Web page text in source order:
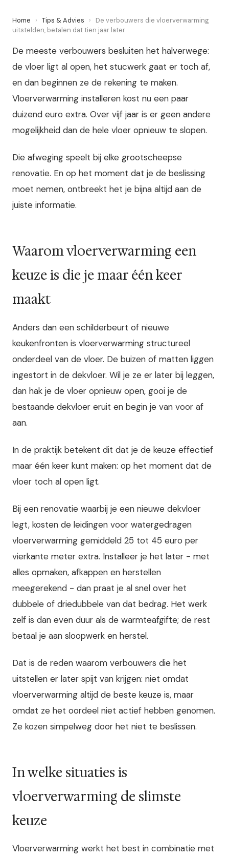
Home › Tips & Advies ›
De verbouwers die vloerverwarming
uitstelden, betalen dat tien jaar later
De meeste verbouwers besluiten het halverwege:
de vloer ligt al open, het stucwerk gaat er toch af,
en dan beginnen ze de rekening te maken.
Vloerverwarming installeren kost nu een paar
duizend euro extra. Over vijf jaar is er geen andere
mogelijkheid dan de hele vloer opnieuw te slopen.
Die afweging speelt bij elke grootscheepse
renovatie. En op het moment dat je de beslissing
moet nemen, ontbreekt het je bijna altijd aan de
juiste informatie.
Waarom vloerverwarming een
keuze is die je maar één keer
maakt
Anders dan een schilderbeurt of nieuwe
keukenfronten is vloerverwarming structureel
onderdeel van de vloer. De buizen of matten liggen
ingestort in de dekvloer. Wil je ze er later bij leggen,
dan hak je de vloer opnieuw open, gooi je de
bestaande dekvloer eruit en begin je van voor af
aan.
In de praktijk betekent dit dat je de keuze effectief
maar één keer kunt maken: op het moment dat de
vloer toch al open ligt.
Bij een renovatie waarbij je een nieuwe dekvloer
legt, kosten de leidingen voor watergedragen
vloerverwarming gemiddeld 25 tot 45 euro per
vierkante meter extra. Installeer je het later - met
alles opmaken, afkappen en herstellen
meegerekend - dan praat je al snel over het
dubbele of driedubbele van dat bedrag. Het werk
zelf is dan even duur als de warmteafgifte; de rest
betaal je aan sloopwerk en herstel.
Dat is de reden waarom verbouwers die het
uitstellen er later spijt van krijgen: niet omdat
vloerverwarming altijd de beste keuze is, maar
omdat ze het oordeel niet actief hebben genomen.
Ze kozen simpelweg door het niet te beslissen.
In welke situaties is
vloerverwarming de slimste
keuze
Vloerverwarming werkt het best in combinatie met